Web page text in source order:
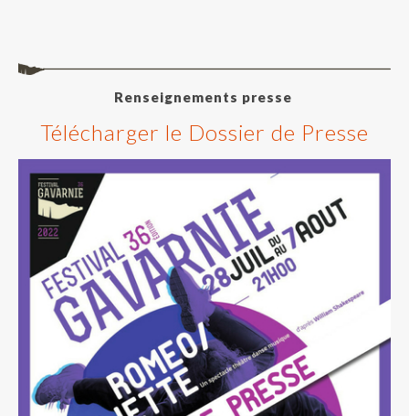
Renseignements presse
Télécharger le Dossier de Presse